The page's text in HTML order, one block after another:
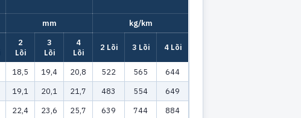
mm
kg/km
2
Lõi
3
Lõi
4
Lõi
2 Lõi 3 Lõi 4 Lõi
18,5 19,4 20,8 522 565
644
19,1 20,1 21,7 483 554
649
22,4 23,6 25,7 639 744
884